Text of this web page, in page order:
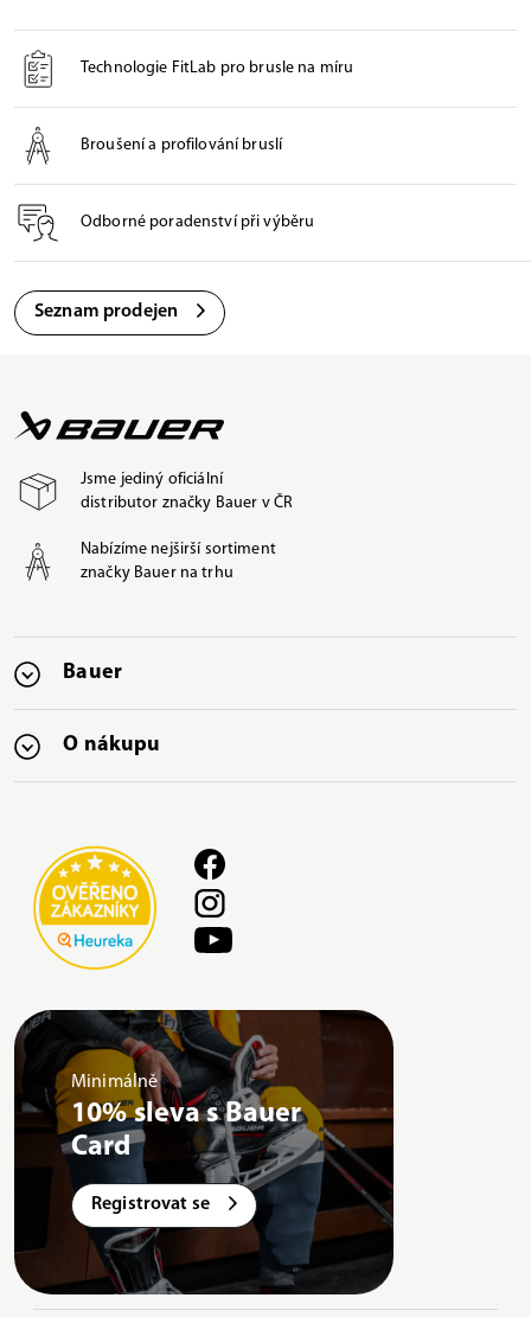
Technologie FitLab pro brusle na míru
Broušení a profilování bruslí
Odborné poradenství při výběru
Seznam prodejen
Jsme jediný oficiální
distributor značky Bauer v ČR
Nabízíme nejširší sortiment
značky Bauer na trhu
Bauer
O nákupu
Minimálně
10% sleva s Bauer
Card
Registrovat se